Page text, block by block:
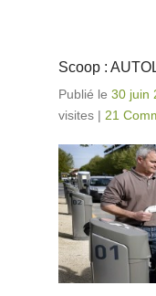
Scoop :
Publié le 30 juin
visites | 21